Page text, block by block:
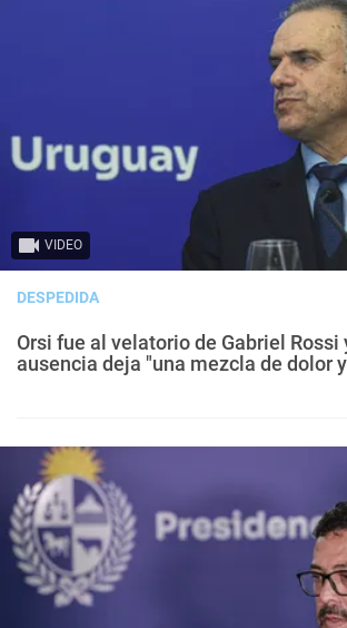
VIDEO
DESPEDIDA
Orsi fue al velatorio de Gabriel Rossi
ausencia deja "una mezcla de dolor